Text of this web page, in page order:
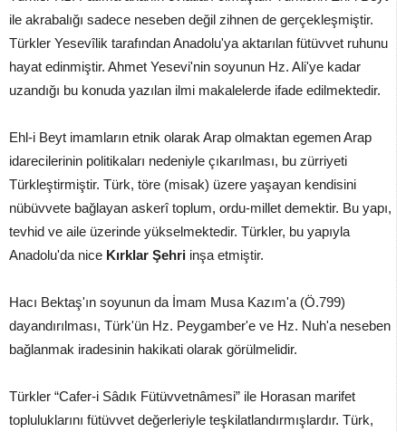
ile akrabalığı sadece neseben değil zihnen de gerçekleşmiştir.
Türkler Yesevîlik tarafından Anadolu'ya aktarılan fütüvvet ruhunu
hayat edinmiştir. Ahmet Yesevi'nin soyunun Hz. Ali'ye kadar
uzandığı bu konuda yazılan ilmi makalelerde ifade edilmektedir.
Ehl-i Beyt imamların etnik olarak Arap olmaktan egemen Arap
idarecilerinin politikaları nedeniyle çıkarılması, bu zürriyeti
Türkleştirmiştir. Türk, töre (misak) üzere yaşayan kendisini
nübüvvete bağlayan askerî toplum, ordu-millet demektir. Bu yapı,
tevhid ve aile üzerinde yükselmektedir. Türkler, bu yapıyla
Anadolu'da nice Kırklar Şehri inşa etmiştir.
Hacı Bektaş'ın soyunun da İmam Musa Kazım'a (Ö.799)
dayandırılması, Türk'ün Hz. Peygamber'e ve Hz. Nuh'a neseben
bağlanmak iradesinin hakikati olarak görülmelidir.
Türkler “Cafer-i Sâdık Fütüvvetnâmesi” ile Horasan marifet
topluluklarını fütüvvet değerleriyle teşkilatlandırmışlardır. Türk,